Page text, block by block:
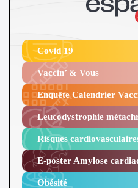
Covid 19
Vaccin’ & Vous
Enquête Calendrier
Leucodystrophie
Risques
E-poster Amylose
Obésité ​